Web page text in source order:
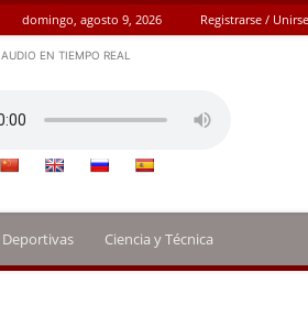
domingo, agosto 9, 2026 Registrarse / Unirse
AUDIO EN TIEMPO REAL
Deportivas Ciencia y Técnica